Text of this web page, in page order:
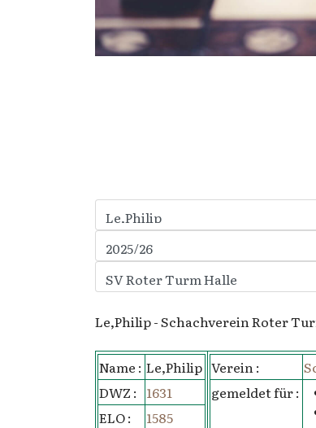
Le,Philip - Schachverein Roter
Name : Le,Philip
DWZ : 1631
ELO :
1585
Verein :
gemeldet für :